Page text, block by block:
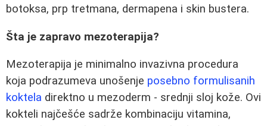
botoksa, prp tretmana, dermapena i skin bustera.
Šta je zapravo mezoterapija?
Mezoterapija je minimalno invazivna procedura
koja podrazumeva unošenje posebno formulisanih
koktela direktno u mezoderm - srednji sloj kože. Ovi
kokteli najčešće sadrže kombinaciju vitamina,